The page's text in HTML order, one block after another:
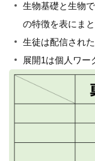
生物基礎と生物
の特徴を表にまと
生徒は配信され
展開1は個人ワー